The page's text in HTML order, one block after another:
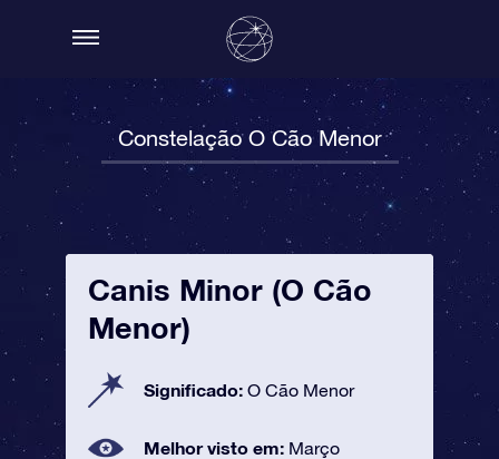
Constelação O Cão Menor
Canis Minor (O Cão
Menor)
Significado: O Cão Menor
Melhor visto em: Março